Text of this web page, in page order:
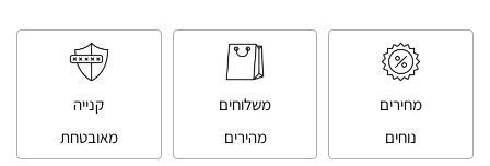
מחירים
נוחים
משלוחים
מהירים
קנייה
מאובטחת